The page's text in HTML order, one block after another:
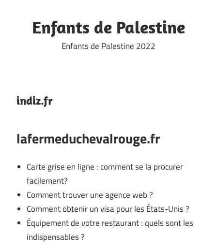
contentEnfants de Palestine
Enfants de Palestine 2022
indiz.fr
lafermeduchevalrouge.fr
Carte grise en ligne : comment se la procurer
facilement?
Comment trouver une agence web ?
Comment obtenir un visa pour les États-Unis ?
Équipement de votre restaurant : quels sont les
indispensables ?